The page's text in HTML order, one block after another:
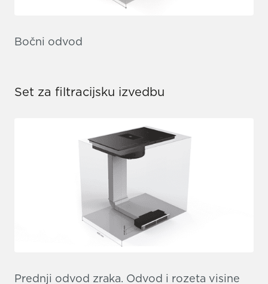
Bočni odvod
Set za filtracijsku izvedbu
Prednji odvod zraka. Odvod i rozeta visine